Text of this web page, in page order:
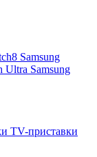
Samsung
Ultra Samsung
TV-приставки